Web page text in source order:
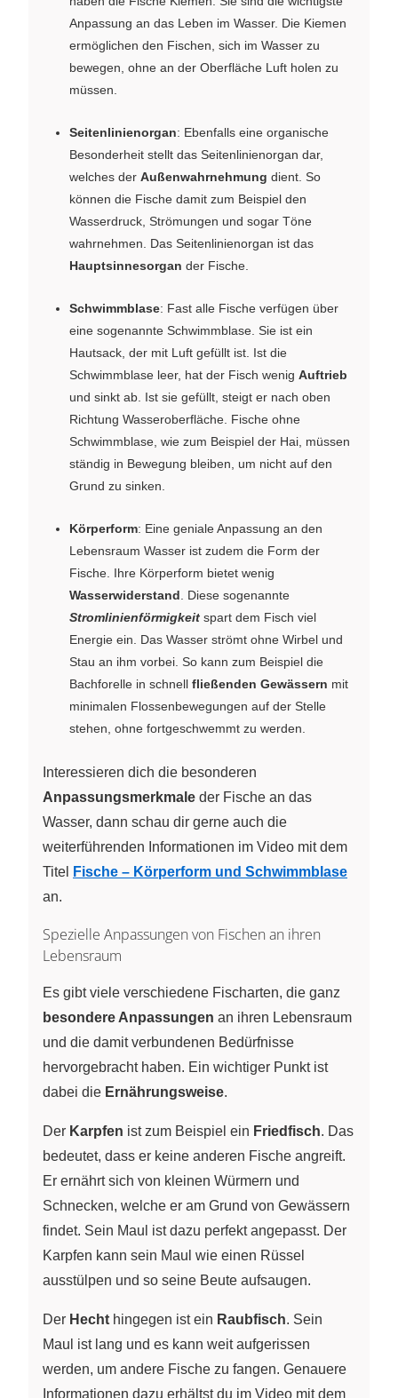
Anpassung an das Leben im Wasser. Die Kiemen
ermöglichen den Fischen, sich im Wasser zu
bewegen, ohne an der Oberfläche Luft holen zu
müssen.
Seitenlinienorgan: Ebenfalls eine organische
Besonderheit stellt das Seitenlinienorgan dar,
welches der Außenwahrnehmung dient. So
können die Fische damit zum Beispiel den
Wasserdruck, Strömungen und sogar Töne
wahrnehmen. Das Seitenlinienorgan ist das
Hauptsinnesorgan der Fische.
Schwimmblase: Fast alle Fische verfügen über
eine sogenannte Schwimmblase. Sie ist ein
Hautsack, der mit Luft gefüllt ist. Ist die
Schwimmblase leer, hat der Fisch wenig Auftrieb
und sinkt ab. Ist sie gefüllt, steigt er nach oben
Richtung Wasseroberfläche. Fische ohne
Schwimmblase, wie zum Beispiel der Hai, müssen
ständig in Bewegung bleiben, um nicht auf den
Grund zu sinken.
Körperform: Eine geniale Anpassung an den
Lebensraum Wasser ist zudem die Form der
Fische. Ihre Körperform bietet wenig
Wasserwiderstand. Diese sogenannte
Stromlinienförmigkeit spart dem Fisch viel
Energie ein. Das Wasser strömt ohne Wirbel und
Stau an ihm vorbei. So kann zum Beispiel die
Bachforelle in schnell fließenden Gewässern mit
minimalen Flossenbewegungen auf der Stelle
stehen, ohne fortgeschwemmt zu werden.
Interessieren dich die besonderen
Anpassungsmerkmale der Fische an das
Wasser, dann schau dir gerne auch die
weiterführenden Informationen im Video mit dem
Titel
Fische – Körperform und Schwimmblase
an.
Spezielle Anpassungen von Fischen an ihren
Lebensraum
Es gibt viele verschiedene Fischarten, die ganz
besondere Anpassungen an ihren Lebensraum
und die damit verbundenen Bedürfnisse
hervorgebracht haben. Ein wichtiger Punkt ist
dabei die Ernährungsweise.
Der Karpfen ist zum Beispiel ein Friedfisch. Das
bedeutet, dass er keine anderen Fische angreift.
Er ernährt sich von kleinen Würmern und
Schnecken, welche er am Grund von Gewässern
findet. Sein Maul ist dazu perfekt angepasst. Der
Karpfen kann sein Maul wie einen Rüssel
ausstülpen und so seine Beute aufsaugen.
Der Hecht hingegen ist ein Raubfisch. Sein
Maul ist lang und es kann weit aufgerissen
werden, um andere Fische zu fangen. Genauere
Informationen dazu erhältst du im Video mit dem